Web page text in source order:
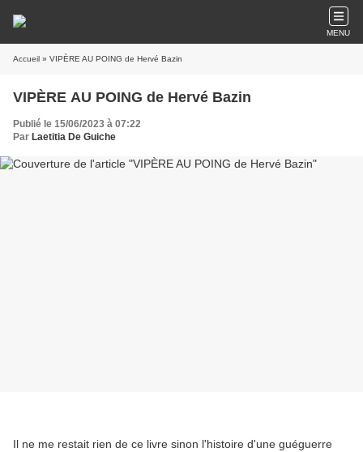
MENU
Accueil » VIPÈRE AU POING de Hervé Bazin
VIPÈRE AU POING de Hervé Bazin
Publié le 15/06/2023 à 07:22
Par Laetitia De Guiche
Il ne me restait rien de ce livre sinon l'histoire d'une guéguerre